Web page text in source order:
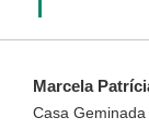
projetos/
e veja
se ajustam
Marcela
Casa